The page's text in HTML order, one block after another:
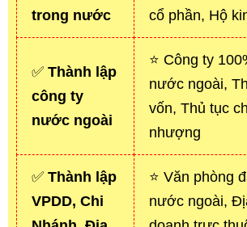
trong nước
cổ phần, Hộ
✅ Thành lập
công ty
nước ngoài
⭐ Công ty
nước ngoài,
vốn, Thủ tục
nhượng
✅ Thành lập
VPDD, Chi
⭐ Văn phòng
nước ngoài,